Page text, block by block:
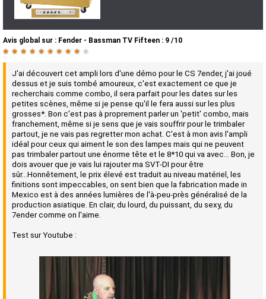
Avis global sur : Fender - Bassman TV Fifteen : 9 /10
★ ★ ★ ★ ★ ★ ★ ★ ★ ★
J'ai découvert cet ampli lors d'une démo pour le CS 7ender, j'ai joué
dessus et je suis tombé amoureux, c'est exactement ce que je
recherchais comme combo, il sera parfait pour les dates sur les
petites scènes, même si je pense qu'il le fera aussi sur les plus
grosses*. Bon c'est pas à proprement parler un 'petit' combo, mais
franchement, même si je sens que je vais souffrir pour le trimbaler
partout, je ne vais pas regretter mon achat. C'est à mon avis l'ampli
idéal pour ceux qui aiment le son des lampes mais qui ne peuvent
pas trimbaler partout une énorme tête et le 8*10 qui va avec... Bon, je
dois avouer que je vais lui rajouter ma SVT-DI pour être
sûr...Honnêtement, le prix élevé est traduit au niveau matériel, les
finitions sont impeccables, on sent bien que la fabrication made in
Mexico est à des années lumières de l'à-peu-près généralisé de la
production asiatique. En clair, du lourd, du puissant, du sexy, du
7ender comme on l'aime.
Test sur Youtube :